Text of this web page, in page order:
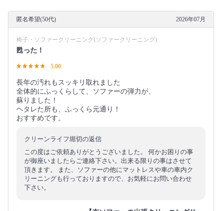
匿名希望(50代) 2026年07月
椅子・ソファークリーニング(ソファークリーニング)
甦った！
5.00
長年の汚れもスッキリ取れました
全体的にふっくらして、ソファーの弾力が、
蘇りました！
ヘタレた所も、ふっくら元通り！
おすすめです。
クリーンライフ堀切の返信
この度はご依頼ありがとうございました。 何かお困りの事
が御座いましたらご連絡下さい。出来る限りの事はさせて
頂きます。 また、ソファーの他にマットレスや車の車内ク
リーニングも行っておりますので、お気軽にお問い合わせ
下さい。